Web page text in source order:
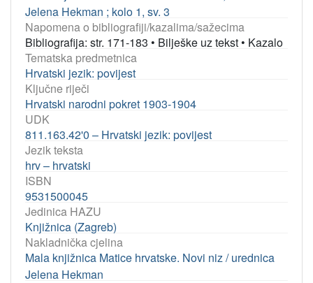
Jelena Hekman ; kolo 1, sv. 3
Napomena o bibliografiji/kazalima/sažecima
Bibliografija: str. 171-183 • Bilješke uz tekst • Kazalo
Tematska predmetnica
Hrvatski jezik: povijest
Ključne riječi
Hrvatski narodni pokret 1903-1904
UDK
811.163.42'0 – Hrvatski jezik: povijest
Jezik teksta
hrv – hrvatski
ISBN
9531500045
Jedinica HAZU
Knjižnica (Zagreb)
Nakladnička cjelina
Mala knjižnica Matice hrvatske. Novi niz / urednica
Jelena Hekman